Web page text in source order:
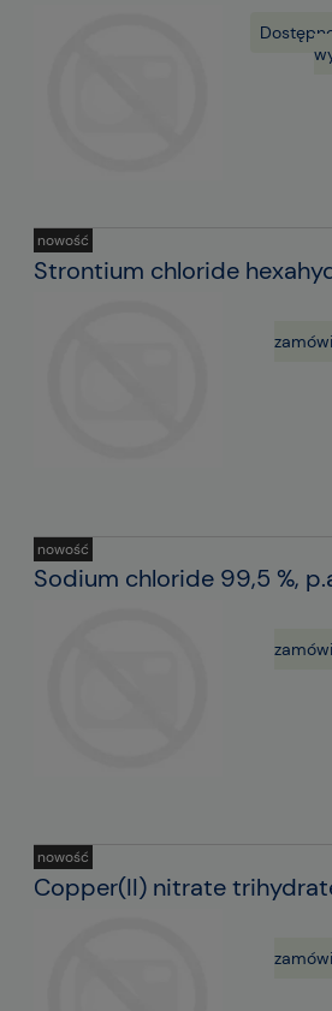
Strontium chloride
nowość
Sodium chloride 99,5 %,
nowość
Copper(II) nitrate
nowość